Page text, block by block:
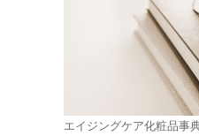
エイジングケア化粧品事